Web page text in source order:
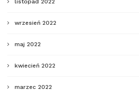
wrzesień 2022
maj 2022
kwiecień 2022
marzec 2022